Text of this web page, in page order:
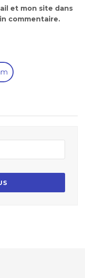
et mon site dans
commentaire.